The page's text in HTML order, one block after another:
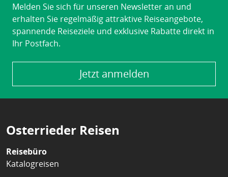
Melden Sie sich für unseren Newsletter an und
erhalten Sie regelmäßig attraktive Reiseangebote,
spannende Reiseziele und exklusive Rabatte direkt in
Ihr Postfach.
Jetzt anmelden
Osterrieder Reisen
Reisebüro
Katalogreisen